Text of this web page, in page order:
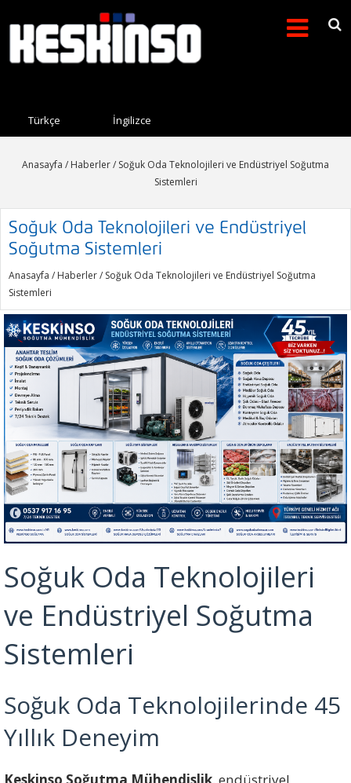
Arama formu
Türkçe İngilizce
Anasayfa / Haberler/ Soğuk Oda Teknolojileri ve Endüstriyel Soğutma
Sistemleri
Soğuk Oda Teknolojileri ve Endüstriyel
Soğutma Sistemleri
Anasayfa / Haberler/ Soğuk Oda Teknolojileri ve Endüstriyel Soğutma
Sistemleri
Soğuk Oda Teknolojileri
ve Endüstriyel Soğutma
Sistemleri
Soğuk Oda Teknolojilerinde 45
Yıllık Deneyim
Keskinso Soğutma Mühendislik, endüstriyel